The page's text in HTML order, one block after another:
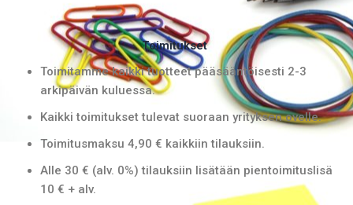
Toimitukset
Toimitamme kaikki tuotteet pääsääntöisesti 2-3
arkipäivän kuluessa.
Kaikki toimitukset tulevat suoraan yrityksen ovelle.
Toimitusmaksu 4,90 € kaikkiin tilauksiin.
Alle 30 € (alv. 0%) tilauksiin lisätään pientoimituslisä
10 € + alv.